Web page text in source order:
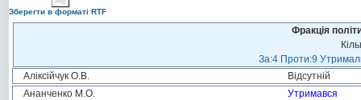
Зберегти в форматі RTF
Фракція
За:4 Проти:9
Аліксійчук О.В.
Відсутній
Ананченко М.О.
Утримався